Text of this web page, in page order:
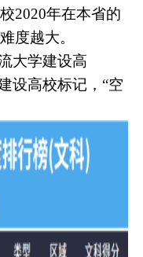
2020年在本省的
度越大。
大学建设高
设高校标记，“空